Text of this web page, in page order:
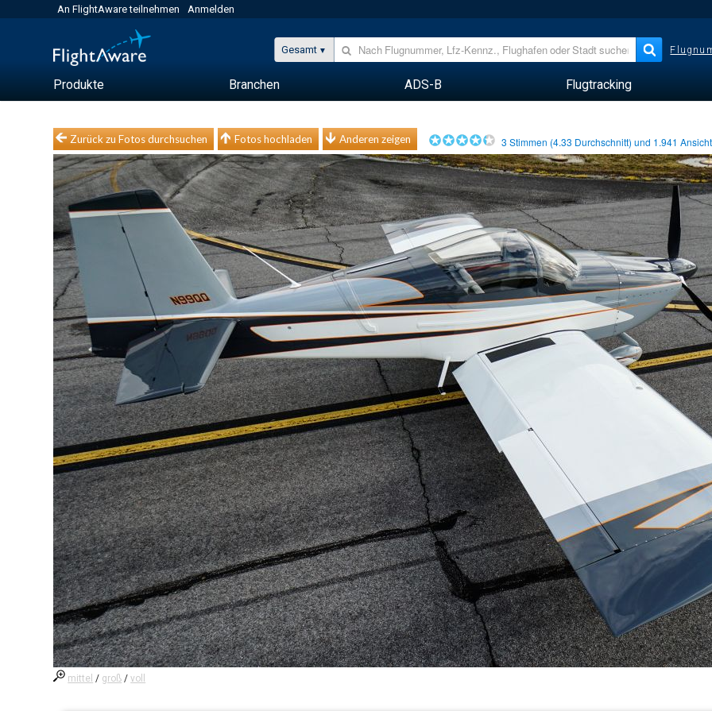
An FlightAware teilnehmen Anmelden
Gesamt
Produkte Branchen ADS-B Flugtracking
Zurück zu Fotos durchsuchen Fotos hochladen Anderen zeigen 3 Stimmen (4.33 Durchschnitt) und 1.941
mittel / groß /voll